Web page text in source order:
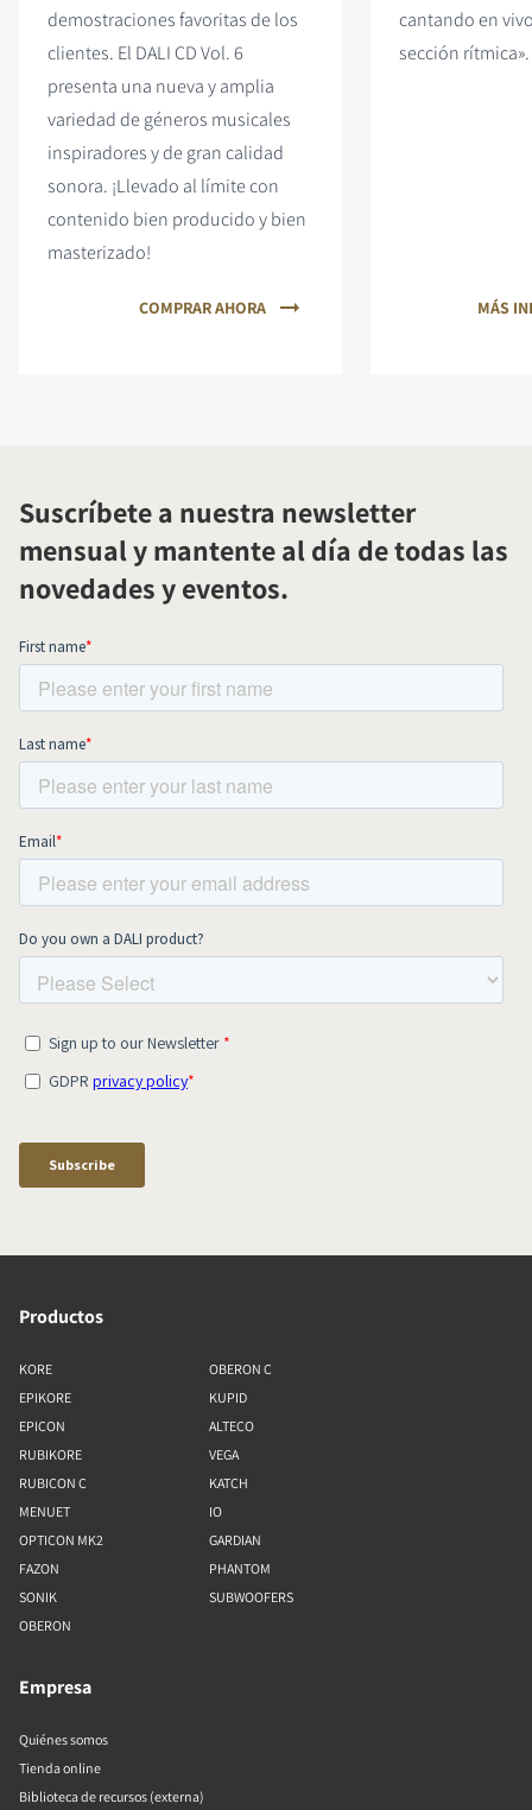
demostraciones favoritas de los
clientes. El DALI CD Vol. 6
presenta una nueva y amplia
variedad de géneros musicales
inspiradores y de gran calidad
sonora. ¡Llevado al límite con
contenido bien producido y bien
masterizado!
COMPRAR AHORA
cantando en
sección rítmica».
MÁS
Suscríbete a nuestra newsletter
mensual y mantente al día de todas las
novedades y eventos.
Productos
KORE
EPIKORE
EPICON
RUBIKORE
RUBICON C
MENUET
OPTICON MK2
FAZON
SONIK
OBERON
OBERON C
KUPID
ALTECO
VEGA
KATCH
IO
GARDIAN
PHANTOM
SUBWOOFERS
Empresa
Quiénes somos
Tienda online
Biblioteca de recursos (externa)